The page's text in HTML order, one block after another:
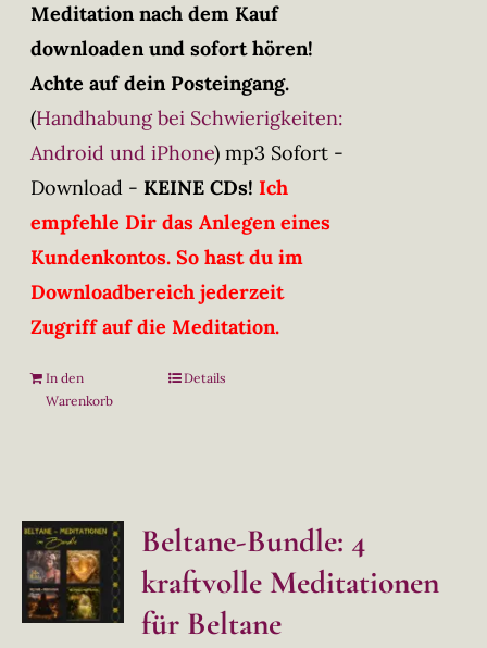
Meditation nach dem Kauf
downloaden und sofort hören!
Achte auf dein Posteingang.
(Handhabung bei Schwierigkeiten:
Android und iPhone) mp3 Sofort -
Download - KEINE CDs! Ich
empfehle Dir das Anlegen eines
Kundenkontos. So hast du im
Downloadbereich jederzeit
Zugriff auf die Meditation.
In den
Warenkorb
Details
Beltane-Bundle: 4
kraftvolle Meditationen
für Beltane